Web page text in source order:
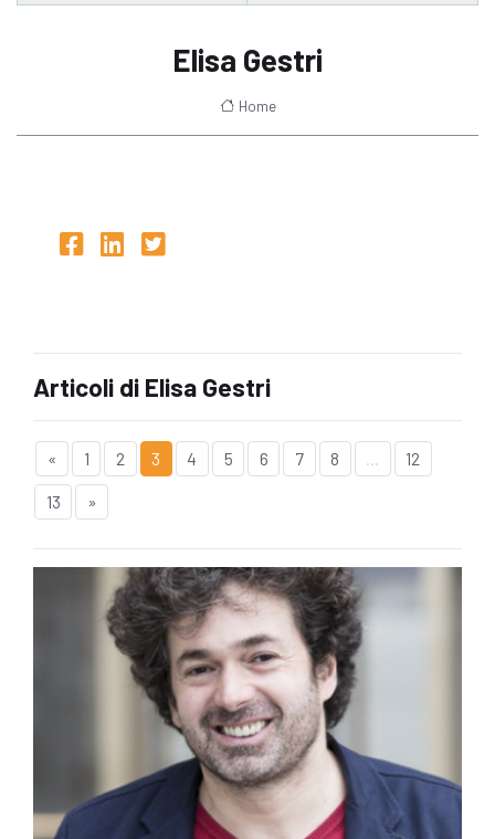
Elisa Gestri
Home
Articoli di Elisa Gestri
« 1 2 3 4 5 6 7 8 12
13 »